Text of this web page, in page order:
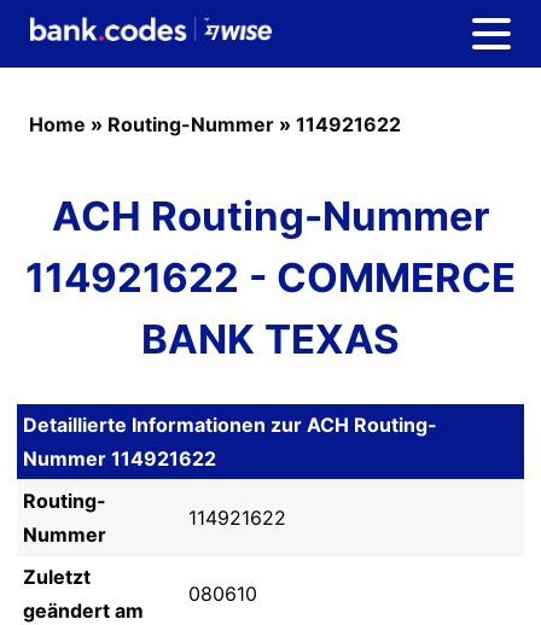
Home » Routing-Nummer » 114921622
ACH Routing-Nummer
114921622 - COMMERCE
BANK TEXAS
Detaillierte Informationen zur ACH Routing-
Nummer 114921622
Routing-
Nummer
114921622
Zuletzt
geändert am
080610